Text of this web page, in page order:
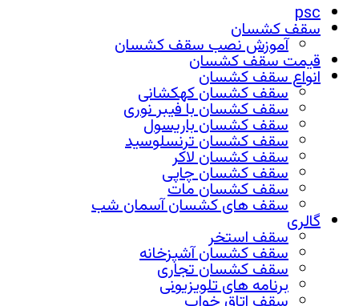
psc
سقف کشسان
آموزش نصب سقف کشسان
قیمت سقف کشسان
انواع سقف کشسان
سقف کشسان کهکشانی
سقف کشسان با فیبر نوری
سقف کشسان باریسول
سقف کشسان ترنسلوسید
سقف کشسان لاکر
سقف کشسان چاپی
سقف کشسان مات
سقف های کشسان آسمان شب
گالری
سقف استخر
سقف کشسان آشپزخانه
سقف کشسان تجاری
برنامه های تلویزیونی